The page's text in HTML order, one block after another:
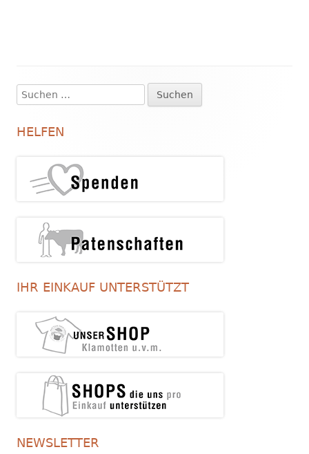
Haupt-
Seitenleiste
Suchen
nach:
HELFEN
IHR EINKAUF UNTERSTÜTZT
NEWSLETTER